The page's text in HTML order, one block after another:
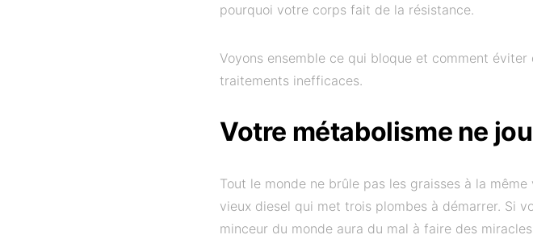
pourquoi votre corps fait de la résistance.
Voyons ensemble ce qui bloque et comment
traitements inefficaces.
Votre métabolisme ne
Tout le monde ne brûle pas les graisses à la
vieux diesel qui met trois plombes à démarrer. Si
minceur du monde aura du mal à faire des